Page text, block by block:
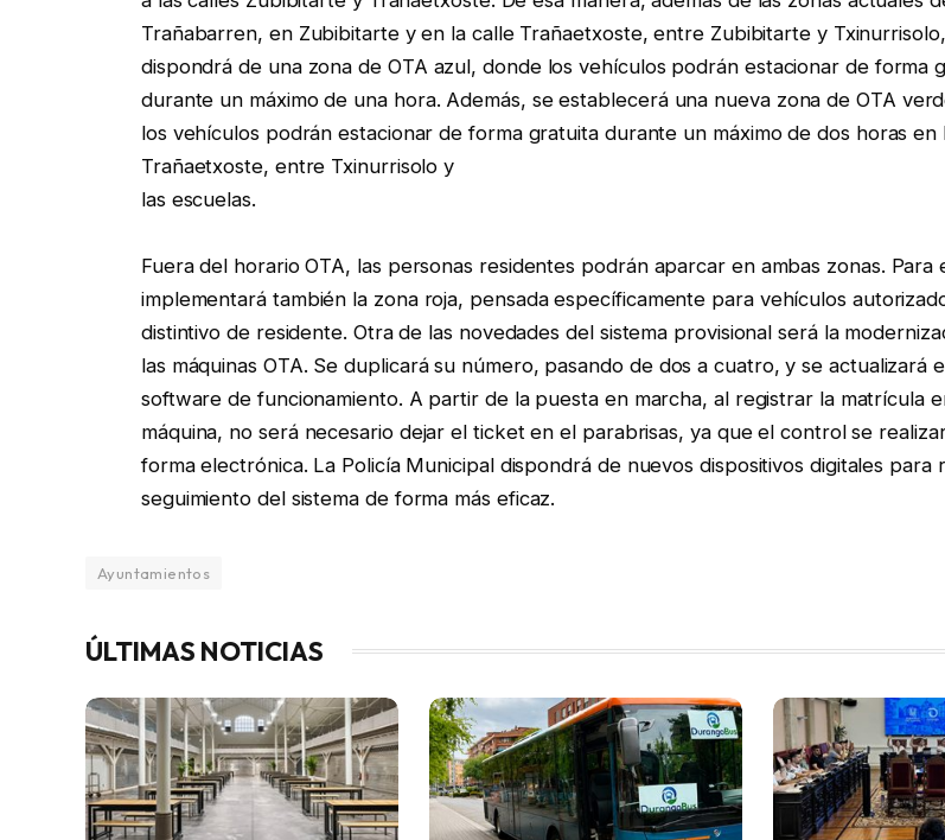
Trañabarren, en Zubibitarte y en la calle Trañaetxoste, entre Zubibitarte y
dispondrá de una zona de OTA azul, donde los vehículos podrán estacionar de forma
durante un máximo de una hora. Además, se establecerá una nueva zona de OTA
los vehículos podrán estacionar de forma gratuita durante un máximo de dos horas en
Trañaetxoste, entre Txinurrisolo y
las escuelas.
Fuera del horario OTA, las personas residentes podrán aparcar en ambas zonas. Para
implementará también la zona roja, pensada específicamente para vehículos
distintivo de residente. Otra de las novedades del sistema provisional será la
las máquinas OTA. Se duplicará su número, pasando de dos a cuatro, y se actualizará
software de funcionamiento. A partir de la puesta en marcha, al registrar la matrícula
máquina, no será necesario dejar el ticket en el parabrisas, ya que el control se
forma electrónica. La Policía Municipal dispondrá de nuevos dispositivos digitales para
seguimiento del sistema de forma más eficaz.
Ayuntamientos
ÚLTIMAS NOTICIAS